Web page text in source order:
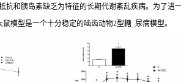
抗和胰岛素缺乏为特征的长期代谢紊乱疾病。为了
模型是一个十分稳定的啮齿动物2型糖_尿病模型。